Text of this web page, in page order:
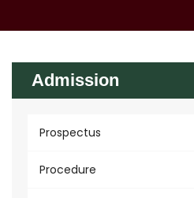
Admission
Prospectus
Procedure